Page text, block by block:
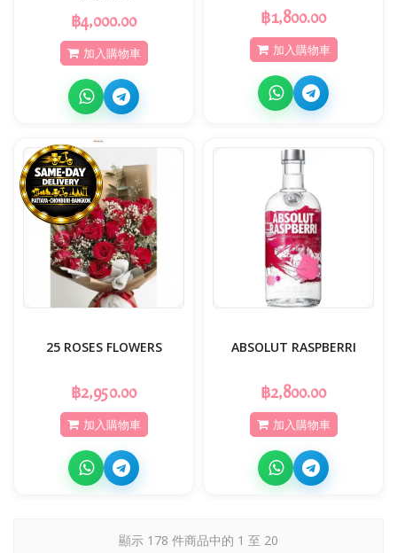
฿4,000.00
加入購物車
฿1,800.00
加入購物車
25 ROSES FLOWERS
฿2,950.00
加入購物車
ABSOLUT RASPBERRI
฿2,800.00
加入購物車
顯示 178 件商品中的 1 至 20